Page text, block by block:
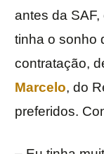
antes da
tinha o sonho
contratação,
Marcelo, do
preferidos.